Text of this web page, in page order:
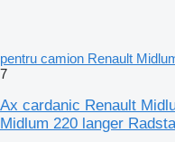
pentru camion Renault
7
Ax cardanic Renault
Midlum 220 langer